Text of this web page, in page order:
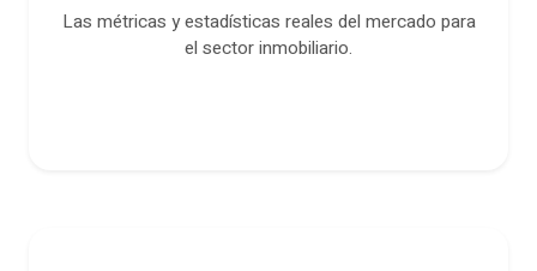
Las métricas y estadísticas reales del mercado para
el sector inmobiliario.